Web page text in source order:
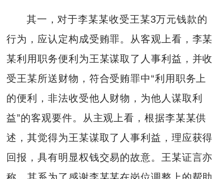
其一，对于李某某收受王某3万元钱款的
行为，应认定构成受贿罪。从客观上看，李某
某利用职务便利为王某谋取了人事利益，并收
受王某所送财物，符合受贿罪中“利用职务上
的便利，非法收受他人财物，为他人谋取利
益”的客观要件。从主观上看，根据李某某供
述，其觉得为王某谋取了人事利益，理应获得
回报，具有明显权钱交易的故意。王某证言亦